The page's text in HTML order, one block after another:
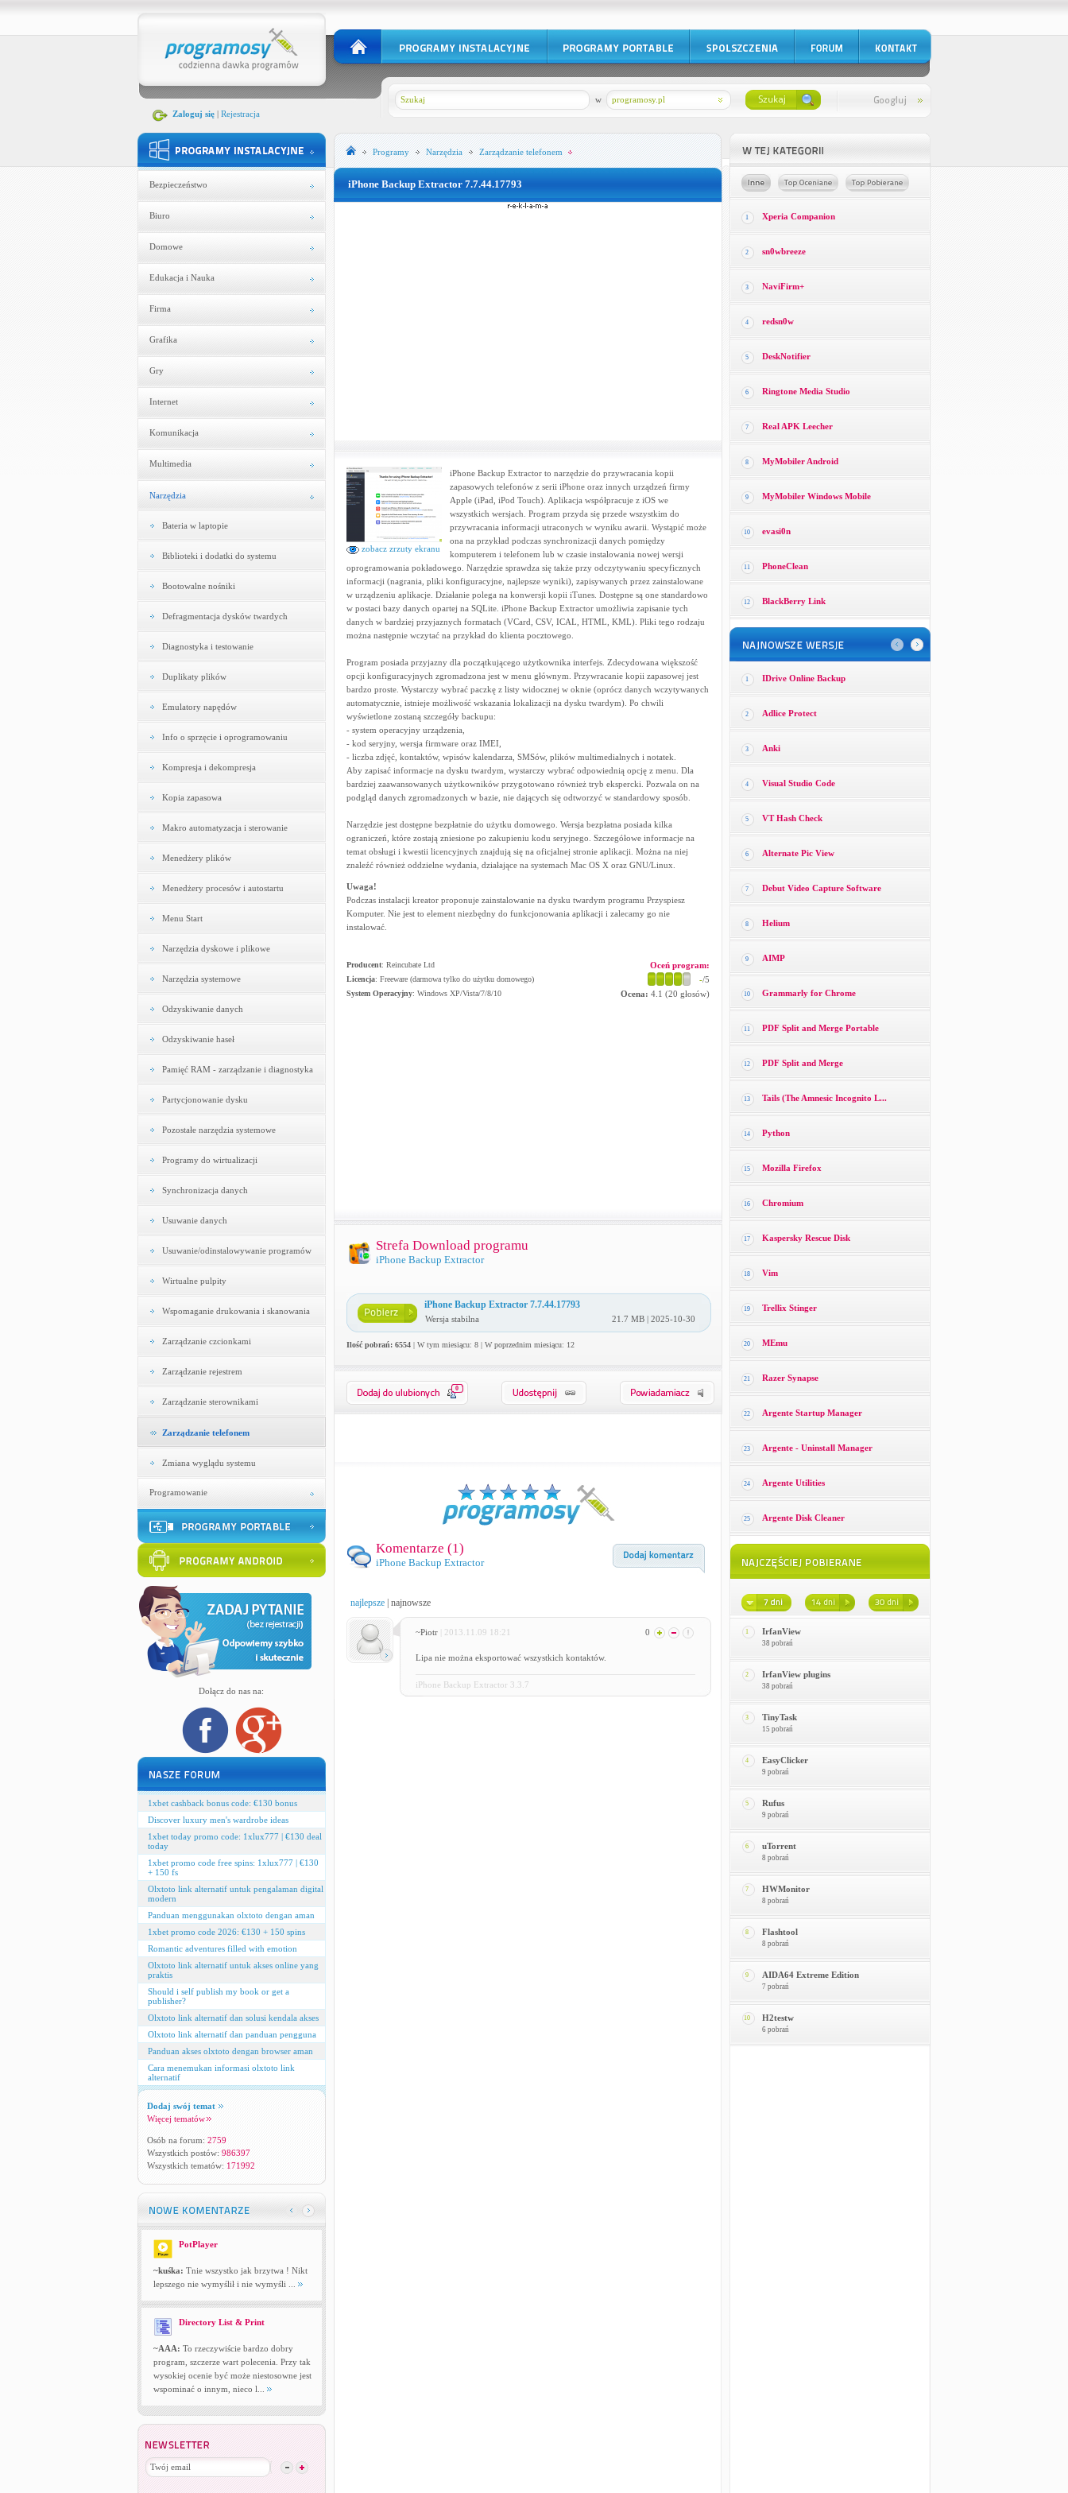
Zaloguj się| Rejestracja
programosy.pl
w
Bezpieczeństwo
Biuro
Domowe
Edukacja i Nauka
Firma
Grafika
Gry
Internet
Komunikacja
Multimedia
Narzędzia
Bateria w laptopie
Biblioteki i dodatki do systemu
Bootowalne nośniki
Defragmentacja dysków twardych
Diagnostyka i testowanie
Duplikaty plików
Emulatory napędów
Info o sprzęcie i oprogramowaniu
Kompresja i dekompresja
Kopia zapasowa
Makro automatyzacja i sterowanie
Menedżery plików
Menedżery procesów i autostartu
Menu Start
Narzędzia dyskowe i plikowe
Narzędzia systemowe
Odzyskiwanie danych
Odzyskiwanie haseł
Pamięć RAM - zarządzanie i diagnostyka
Partycjonowanie dysku
Pozostałe narzędzia systemowe
Programy do wirtualizacji
Synchronizacja danych
Usuwanie danych
Usuwanie/odinstalowywanie programów
Wirtualne pulpity
Wspomaganie drukowania i skanowania
Zarządzanie czcionkami
Zarządzanie rejestrem
Zarządzanie sterownikami
Zarządzanie telefonem
Zmiana wyglądu systemu
Programowanie
Dołącz do nas na:
1xbet cashback bonus code: €130 bonus
Discover luxury men's wardrobe ideas
1xbet today promo code: 1xlux777 | €130 deal
today
1xbet promo code free spins: 1xlux777 | €130
+ 150 fs
Olxtoto link alternatif untuk pengalaman digital
modern
Panduan menggunakan olxtoto dengan aman
1xbet promo code 2026: €130 + 150 spins
Romantic adventures filled with emotion
Olxtoto link alternatif untuk akses online yang
praktis
Should i self publish my book or get a
publisher?
Olxtoto link alternatif dan solusi kendala akses
Olxtoto link alternatif dan panduan pengguna
Panduan akses olxtoto dengan browser aman
Cara menemukan informasi olxtoto link
alternatif
Dodaj swój temat
Więcej tematów
Osób na forum: 2759
Wszystkich postów: 986397
Wszystkich tematów: 171992
PotPlayer
~kuśka: Tnie wszystko jak brzytwa ! Nikt
lepszego nie wymyślił i nie wymyśli ...
Directory List & Print
~AAA: To rzeczywiście bardzo dobry
program, szczerze wart polecenia. Przy tak
wysokiej ocenie być może niestosowne jest
wspominać o innym, nieco l...
Programy Narzędzia Zarządzanie telefonem
iPhone Backup Extractor 7.7.44.17793
zobacz zrzuty ekranu
iPhone Backup Extractor to narzędzie do przywracania kopii
zapasowych telefonów z serii iPhone oraz innych urządzeń firmy
Apple (iPad, iPod Touch). Aplikacja współpracuje z iOS we
wszystkich wersjach. Program przyda się przede wszystkim do
przywracania informacji utraconych w wyniku awarii. Wystąpić może
ona na przykład podczas synchronizacji danych pomiędzy
komputerem i telefonem lub w czasie instalowania nowej wersji
oprogramowania pokładowego. Narzędzie sprawdza się także przy odczytywaniu specyficznych
informacji (nagrania, pliki konfiguracyjne, najlepsze wyniki), zapisywanych przez zainstalowane
w urządzeniu aplikacje. Działanie polega na konwersji kopii iTunes. Dostępne są one standardowo
w postaci bazy danych opartej na SQLite. iPhone Backup Extractor umożliwia zapisanie tych
danych w bardziej przyjaznych formatach (VCard, CSV, ICAL, HTML, KML). Pliki tego rodzaju
można następnie wczytać na przykład do klienta pocztowego.
Program posiada przyjazny dla początkującego użytkownika interfejs. Zdecydowana większość
opcji konfiguracyjnych zgromadzona jest w menu głównym. Przywracanie kopii zapasowej jest
bardzo proste. Wystarczy wybrać paczkę z listy widocznej w oknie (oprócz danych wczytywanych
automatycznie, istnieje możliwość wskazania lokalizacji na dysku twardym). Po chwili
wyświetlone zostaną szczegóły backupu:
- system operacyjny urządzenia,
- kod seryjny, wersja firmware oraz IMEI,
- liczba zdjęć, kontaktów, wpisów kalendarza, SMSów, plików multimedialnych i notatek.
Aby zapisać informacje na dysku twardym, wystarczy wybrać odpowiednią opcję z menu. Dla
bardziej zaawansowanych użytkowników przygotowano również tryb ekspercki. Pozwala on na
podgląd danych zgromadzonych w bazie, nie dających się odtworzyć w standardowy sposób.
Narzędzie jest dostępne bezpłatnie do użytku domowego. Wersja bezpłatna posiada kilka
ograniczeń, które zostają zniesione po zakupieniu kodu seryjnego. Szczegółowe informacje na
temat obsługi i kwestii licencyjnych znajdują się na oficjalnej stronie aplikacji. Można na niej
znaleźć również oddzielne wydania, działające na systemach Mac OS X oraz GNU/Linux.
Uwaga!
Podczas instalacji kreator proponuje zainstalowanie na dysku twardym programu Przyspiesz
Komputer. Nie jest to element niezbędny do funkcjonowania aplikacji i zalecamy go nie
instalować.
Producent: Reincubate Ltd
Licencja: Freeware (darmowa tylko do użytku domowego)
System Operacyjny: Windows XP/Vista/7/8/10
Oceń program:
-/5
Ocena: 4.1 (20 głosów)
Strefa Download programu
iPhone Backup Extractor
iPhone Backup Extractor 7.7.44.17793
Wersja stabilna 21.7 MB | 2025-10-30
Ilość pobrań: 6554| W tym miesiącu: 8 | W poprzednim miesiącu: 12
0
Komentarze (1)
iPhone Backup Extractor
najlepsze| najnowsze
~Piotr | 2013.11.09 18:21 0
Lipa nie można eksportować wszystkich kontaktów.
iPhone Backup Extractor 3.3.7
1 Xperia Companion
2 sn0wbreeze
3 NaviFirm+
4 redsn0w
5 DeskNotifier
6 Ringtone Media Studio
7 Real APK Leecher
8 MyMobiler Android
9 MyMobiler Windows Mobile
10 evasi0n
11 PhoneClean
12 BlackBerry Link
1 IDrive Online Backup
2 Adlice Protect
3 Anki
4 Visual Studio Code
5 VT Hash Check
6 Alternate Pic View
7 Debut Video Capture Software
8 Helium
9 AIMP
10 Grammarly for Chrome
11 PDF Split and Merge Portable
12 PDF Split and Merge
13 Tails (The Amnesic Incognito L...
14 Python
15 Mozilla Firefox
16 Chromium
17 Kaspersky Rescue Disk
18 Vim
19 Trellix Stinger
20 MEmu
21 Razer Synapse
22 Argente Startup Manager
23 Argente - Uninstall Manager
24 Argente Utilities
25 Argente Disk Cleaner
1 IrfanView
38 pobrań
2 IrfanView plugins
38 pobrań
3 TinyTask
15 pobrań
4 EasyClicker
9 pobrań
5 Rufus
9 pobrań
6 uTorrent
8 pobrań
7 HWMonitor
8 pobrań
8 Flashtool
8 pobrań
9 AIDA64 Extreme Edition
7 pobrań
10 H2testw
6 pobrań